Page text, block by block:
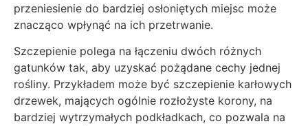
przeniesienie do bardziej osłoniętych miejsc może
znacząco wpłynąć na ich przetrwanie.
Szczepienie polega na łączeniu dwóch różnych
gatunków tak, aby uzyskać pożądane cechy jednej
rośliny. Przykładem może być szczepienie karłowych
drzewek, mających ogólnie rozłożyste korony, na
bardziej wytrzymałych podkładkach, co pozwala na